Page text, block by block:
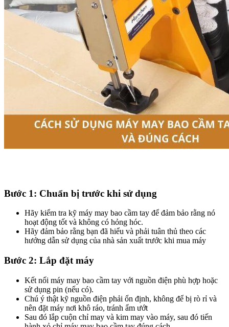
Bước 1: Chuẩn bị trước khi sử dụng​
Hãy kiểm tra kỹ máy may bao cầm tay để đảm bảo rằng nó
hoạt động tốt và không có hỏng hóc.
Hãy đảm bảo rằng bạn đã hiểu và phải tuân thủ theo các
hướng dẫn sử dụng của nhà sản xuất trước khi mua máy
Bước 2: Lắp đặt máy​
Kết nối máy may bao cầm tay với nguồn điện phù hợp hoặc
sử dụng pin (nếu có).
Chú ý thật kỹ nguồn điện phải ổn định, không để bị rò rỉ và
nên đặt máy nơi khô ráo, tránh ẩm ướt
Sau đó lắp cuộn chỉ may và kim may vào máy, sau đó tiến